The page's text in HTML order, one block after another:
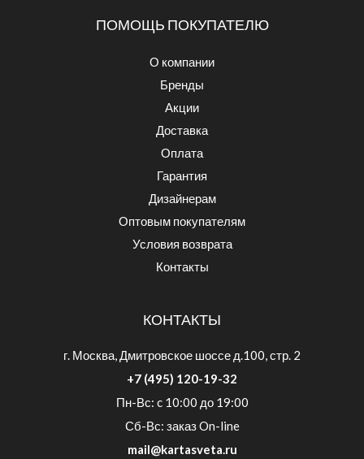
ПОМОЩЬ ПОКУПАТЕЛЮ
О компании
Бренды
Акции
Доставка
Оплата
Гарантия
Дизайнерам
Оптовым покупателям
Условия возврата
Контакты
КОНТАКТЫ
г. Москва, Дмитровское шоссе д.100, стр. 2
+7 (495) 120-19-32
Пн-Вс: c 10:00 до 19:00
Сб-Вс: заказ On-line
mail@kartasveta.ru